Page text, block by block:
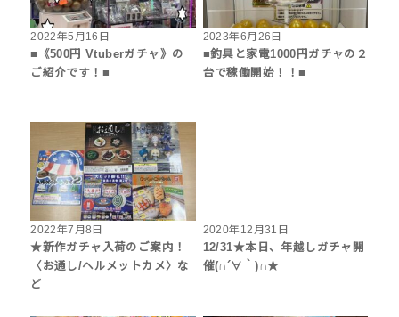
2022年5月16日
■《500円 Vtuberガチャ》の
ご紹介です！■
2023年6月26日
■釣具と家電1000円ガチャの２
台で稼働開始！！■
2022年7月8日
★新作ガチャ入荷のご案内！
〈お通し/ヘルメットカメ〉な
ど
2020年12月31日
12/31★本日、年越しガチャ開
催(∩´∀｀)∩★